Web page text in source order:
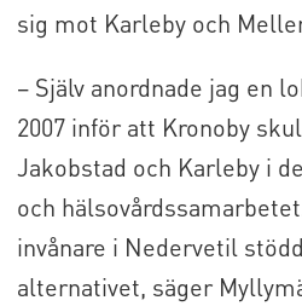
sig mot Karleby och
– Själv anordnade jag en
2007 inför att Kronoby
Jakobstad och Karleby i
och
invånare i Nedervetil
alternativet, säger